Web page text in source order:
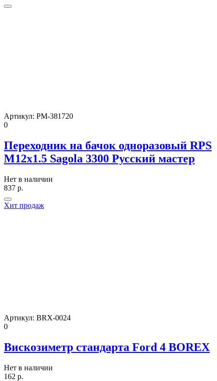
Артикул: РМ-381720
0
Переходник на бачок одноразовый RPS
М12х1.5 Sagola 3300 Русский мастер
Нет в наличии
837 р.
Хит продаж
Артикул: BRX-0024
0
Вискозиметр стандарта Ford 4 BOREX
Нет в наличии
162 р.